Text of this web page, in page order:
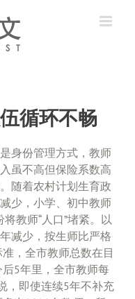
循环不畅
身份管理方式，教师
虽不高但保险系数高
随着农村计划生育政
少，小学、初中教师
教师“人口”堵紧。以
减少，按生师比严格
，全市教师总数在目
5年里，全市教师每
，即使连续5年不补充